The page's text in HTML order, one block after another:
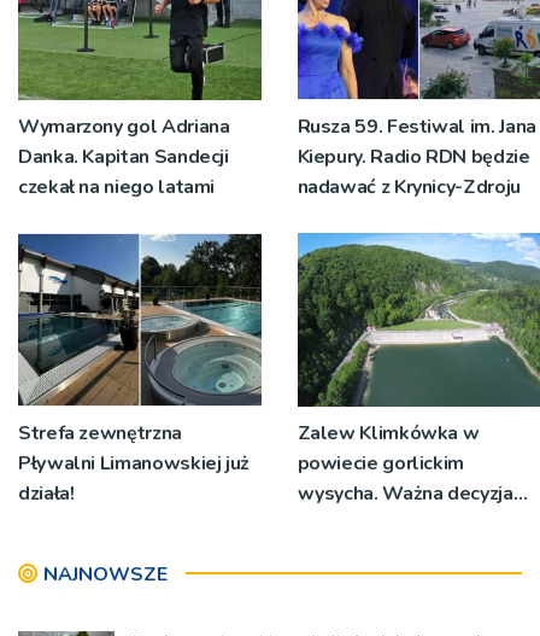
Wymarzony gol Adriana
Danka. Kapitan Sandecji
czekał na niego latami
Rusza 59. Festiwal im. Jana
Kiepury. Radio RDN będzie
nadawać z Krynicy-Zdroju
Strefa zewnętrzna
Pływalni Limanowskiej już
działa!
Zalew Klimkówka w
powiecie gorlickim
wysycha. Ważna decyzja
NAJNOWSZE